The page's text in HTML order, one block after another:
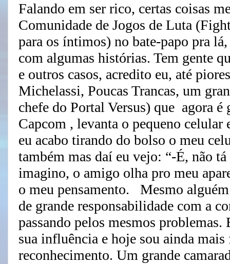
Falando em ser rico, certas coisas
Comunidade de Jogos de Luta
para os íntimos) no bate-papo pra
com algumas histórias. Tem gente
e outros casos, acredito eu, até
Michelassi, Poucas Trancas, um
chefe do Portal Versus) que agora é
Capcom , levanta o pequeno celular
eu acabo tirando do bolso o meu
também mas daí eu vejo: “-É, não
imagino, o amigo olha pro meu
o meu pensamento. Mesmo
de grande responsabilidade com a
passando pelos mesmos
sua influência e hoje sou ainda
reconhecimento. Um grande